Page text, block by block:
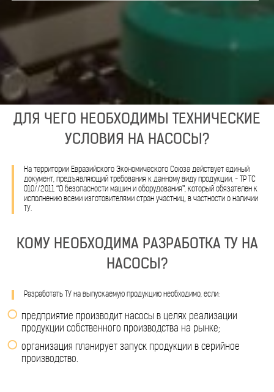
ДЛЯ ЧЕГО НЕОБХОДИМЫ ТЕХНИЧЕСКИЕ
УСЛОВИЯ НА НАСОСЫ?
На территории Евразийского Экономического Союза действует единый
документ, предъявляющий требования к данному виду продукции, - ТР ТС
010//2011 “О безопасности машин и оборудования”, который обязателен к
исполнению всеми изготовителями стран участниц, в частности о наличии
ТУ.
КОМУ НЕОБХОДИМА РАЗРАБОТКА ТУ НА
НАСОСЫ?
Разработать ТУ на выпускаемую продукцию необходимо, если:
предприятие производит насосы в целях реализации
продукции собственного производства на рынке;
организация планирует запуск продукции в серийное
производство.